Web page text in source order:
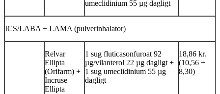
umeclidinium 55 µg dagligt
ICS/LABA + LAMA (pulverinhalator)
Relvar
Ellipta
(Orifarm) +
Incruse
Ellipta
1 sug fluticasonfuroat 92
µg/vilanterol 22 µg dagligt +
1 sug umeclidinium 55 µg
dagligt
18,86 kr.
(10,56 +
8,30)